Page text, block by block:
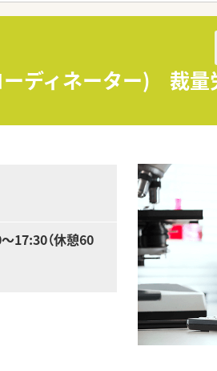
ミュニケーションを築ける方を募
戦力として活躍いただくための必
最新の法令や実務を再確認できる
専門知識の向上に意欲的な姿勢を
製薬企業と並ぶ高度な機能を有し
生」に寄与することを使命として
る姿勢とフロンティア精神を大切
ディネーター) 裁
17:30（休憩60